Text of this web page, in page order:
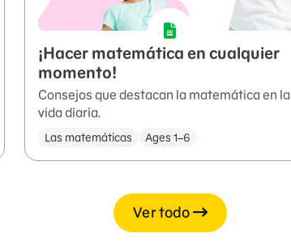
¡Hacer matemática en cualquier
momento!
Consejos que destacan la matemática en la
vida diaria.
Las matemáticas Ages 1–6
Ver todo